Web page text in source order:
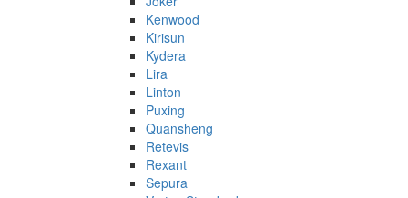
Kenwood
Kirisun
Kydera
Lira
Linton
Puxing
Quansheng
Retevis
Rexant
Sepura